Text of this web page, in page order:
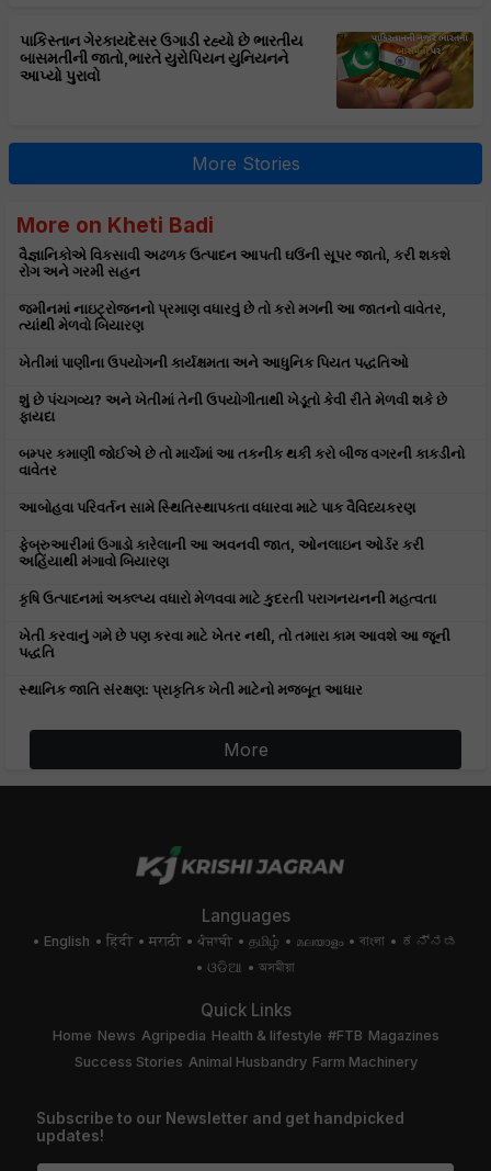
પાકિસ્તાન ગેરકાયદેસર ઉગાડી રહ્યો છે ભારતીય
બાસમતીની જાતો,ભારતે યુરોપિયન યુનિયનને
આપ્યો પુરાવો
More Stories
More on Kheti Badi
વૈજ્ઞાનિકોએ વિકસાવી અઢળક ઉત્પાદન આપતી ઘઉંની સૂપર જાતો, કરી શકશે
રોગ અને ગરમી સહન
જમીનમાં નાઇટ્રોજનનો પ્રમાણ વધારવું છે તો કરો મગની આ જાતનો વાવેતર,
ત્યાંથી મેળવો બિયારણ
ખેતીમાં પાણીના ઉપયોગની કાર્યક્ષમતા અને આધુનિક પિયત પદ્ધતિઓ
શું છે પંચગવ્ય? અને ખેતીમાં તેની ઉપયોગીતાથી ખેડૂતો કેવી રીતે મેળવી શકે છે
ફાયદા
બમ્પર કમાણી જોઈએ છે તો માર્ચમાં આ તકનીક થકી કરો બીજ વગરની કાકડીનો
વાવેતર
આબોહવા પરિવર્તન સામે સ્થિતિસ્થાપકતા વધારવા માટે પાક વૈવિધ્યકરણ
ફેબ્રુઆરીમાં ઉગાડો કારેલાની આ અવનવી જાત, ઓનલાઇન ઓર્ડર કરી
અહિંયાથી મંગાવો બિયારણ
કૃષિ ઉત્પાદનમાં અક્લ્પ્ય વધારો મેળવવા માટે કુદરતી પરાગનયનની મહત્વતા
ખેતી કરવાનું ગમે છે પણ કરવા માટે ખેતર નથી, તો તમારા કામ આવશે આ જૂની
પદ્ધતિ
સ્થાનિક જાતિ સંરક્ષણ: પ્રાકૃતિક ખેતી માટેનો મજબૂત આધાર
More
Languages
English हिंदी मराठी ਪੰਜਾਬੀ தமிழ் മലയാളം বাংলা
ಕನ್ನಡ
ଓଡିଆ
অসমীয়া
Quick Links
Home News Agripedia Health & lifestyle #FTB Magazines
Success Stories Animal Husbandry Farm Machinery
Subscribe to our Newsletter and get handpicked
updates!